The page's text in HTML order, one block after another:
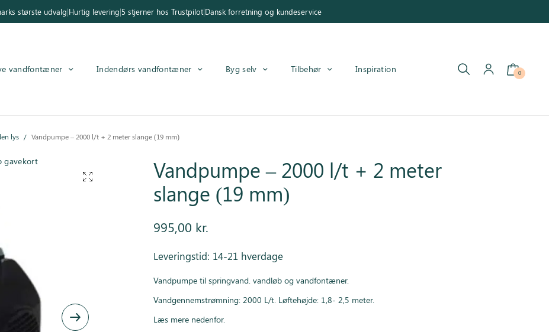
største udvalg|Hurtig levering|5 stjerner hos Trustpilot|Dansk forretning og kundeservice
vandfontæner Indendørs vandfontæner Byg selv Tilbehør Inspiration
gavekort
0
lys / Vandpumpe – 2000 l/t + 2 meter slange (19 mm)
Vandpumpe – 2000 l/t + 2 meter
slange (19 mm)
995,00 kr.
Leveringstid: 14-21 hverdage
Vandpumpe til springvand. vandløb og vandfontæner.
Vandgennemstrømning: 2000 L/t. Løftehøjde: 1,8- 2,5 meter.
Læs mere nedenfor.